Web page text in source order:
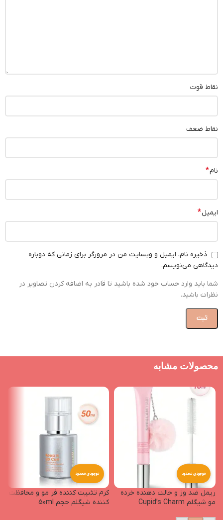
نقاط قوت
نقاط ضعف
نام*
ایمیل*
ذخیره نام، ایمیل و وبسایت من در مرورگر برای زمانی که دوباره
دیدگاهی می‌نویسم.
شما باید وارد حساب خود شده باشید تا قادر به اضافه کردن تصاویر در
نظرات باشید.
محصولات مشابه
موجودی محدود
ریمل ضد وز و حالت دهنده خرده
مو شیگلم Cupid’s Charm
موجودی محدود
کرم تثبیت کننده فر مو و محافظت
کننده شیگلم حجم 50ml